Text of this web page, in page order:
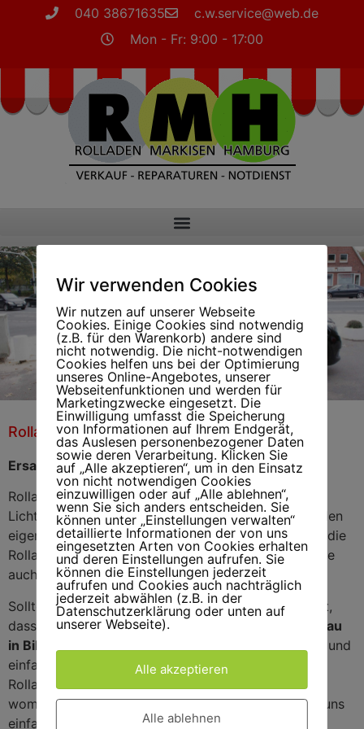
040 38671635
c.w.service@web.de
Mon - Fr: 9:00 - 17:00
Rolladenreparatur/Markisenreparatur
Billbrook
Jetzt Termin vereinbaren
Rolladen Markisenreparatur Billbrook
Ersatzteile und Reparatur für Rolladen in Billbrook
Rolladen sind nicht nur optimal als Sicht- und
Lichtschutz, sondern tragen auch zur Sicherheit in den
eigenen vier Wänden bei. Daher ist es wichtig, dass die
Rolladen stets auf die Funktion überprüft, so dass sie
auch einwandfrei funktionieren.
Sollte etwas nicht funktionieren oder Sie stellen fest,
dass etwas gebrochen ist, so schafft der
Rolladenbau
in Billbrook
schnelle Abhilfe. Sie bekommen schnell und
einfach Ersatzteile in Billbrook für alle gängigen
Rolladen. Ist mehr als nur ein Ersatzteil kaputt und
womöglich eine Reparatur fällig, so können Sie bei uns
einfach Ihre
Reparatur in Billbrook
Wir verwenden Cookies
Wir nutzen auf unserer Webseite
Cookies. Einige Cookies sind notwendig
(z.B. für den Warenkorb) andere sind
nicht notwendig. Die nicht-notwendigen
Cookies helfen uns bei der Optimierung
unseres Online-Angebotes, unserer
Webseitenfunktionen und werden für
Marketingzwecke eingesetzt. Die
Einwilligung umfasst die Speicherung
von Informationen auf Ihrem Endgerät,
das Auslesen personenbezogener Daten
sowie deren Verarbeitung. Klicken Sie
auf „Alle akzeptieren“, um in den Einsatz
von nicht notwendigen Cookies
einzuwilligen oder auf „Alle ablehnen“,
wenn Sie sich anders entscheiden. Sie
können unter „Einstellungen verwalten“
detaillierte Informationen der von uns
eingesetzten Arten von Cookies erhalten
und deren Einstellungen aufrufen. Sie
können die Einstellungen jederzeit
aufrufen und Cookies auch nachträglich
jederzeit abwählen (z.B. in der
Datenschutzerklärung oder unten auf
unserer Webseite).
Alle akzeptieren
Alle ablehnen